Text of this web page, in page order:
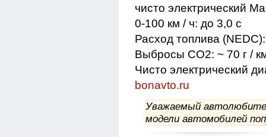
чисто электрический
0-100 км / ч: до 3,0 с
Расход топлива
Выбросы CO2: ~ 70 г /
Чисто электрический
bonavto.ru
Уважаемый
модели автомобилей